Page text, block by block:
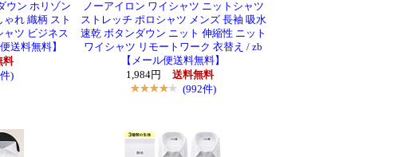
ウン ホリゾン
れ 織柄 スト
ャツ ビジネス
送料無料】
料
)
ノーアイロン ワイシャツ ニットシャツ
ストレッチ ポロシャツ メンズ 長袖 吸水
速乾 ボタンダウン ニット 伸縮性 ニット
ワイシャツ リモートワーク 衣替え / zb
【メール便送料無料】
1,984円
送料無料
(992件)